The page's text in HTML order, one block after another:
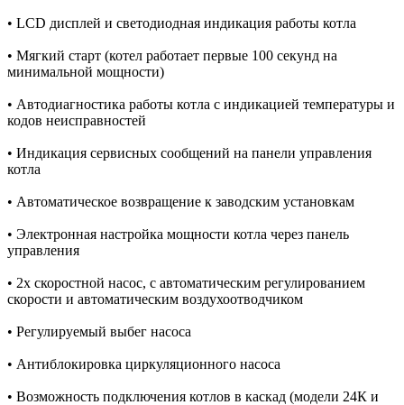
• LCD дисплей и светодиодная индикация работы котла
• Мягкий старт (котел работает первые 100 секунд на
минимальной мощности)
• Автодиагностика работы котла с индикацией температуры и
кодов неисправностей
• Индикация сервисных сообщений на панели управления
котла
• Автоматическое возвращение к заводским установкам
• Электронная настройка мощности котла через панель
управления
• 2х скоростной насос, с автоматическим регулированием
скорости и автоматическим воздухоотводчиком
• Регулируемый выбег насоса
• Антиблокировка циркуляционного насоса
• Возможность подключения котлов в каскад (модели 24К и